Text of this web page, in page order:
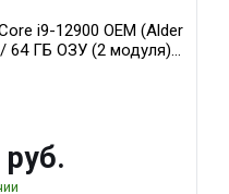
i9-12900 OEM (Alder
64 ГБ ОЗУ (2 модуля)/
GDDR7 256bit 3xDP